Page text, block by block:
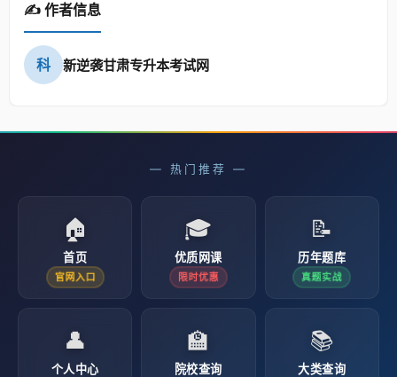
✍️ 作者信息
科 新逆袭甘肃专升本考试网
— 热门推荐 —
🏠
首页
官网入口
🎓
优质网课
限时优惠
📝
历年题库
真题实战
👤
个人中心
🏫
院校查询
📚
大类查询